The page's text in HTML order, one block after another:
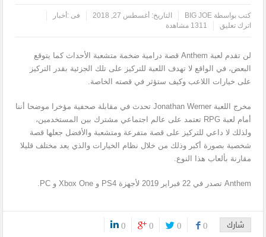
كتب بواسطةBIG JOE التاريخ: أغسطس 27, 2018 فى : أخبار
اترك تعليق
1311 مشاهدة
لن تقدم لعبة Anthem قصة درامية ضخمة متشعبة الأحداث كما يتوقع
البعض، في الواقع لا تهدف اللعبة للتركيز على تلك الجزئية بقدر التركيز
على خيارات اللاعب وكيف ستؤثر في قصته الخاصة.
مخرج اللعبة Jonathan Werner تحدث في مقابلة صحفية مؤخرا موضحا أننا
أمام لعبة RPG تعتمد على عالم اجتماعي مشترك بين المستخدمين،
ولذلك لا داعي للتركيز على قصة متفرعة ومتشعبة والأفضل جعلها قصة
شخصية بصورة أكبر وذلك من خلال نظام الخيارات والذي يعد مختلف قليلا
مقارنة بألعاب هذا النوع.
Anthem تصدر في 22 فبراير 2019 لأجهزة PS4 و Xbox One و PC.
شارك 0
0
0
0